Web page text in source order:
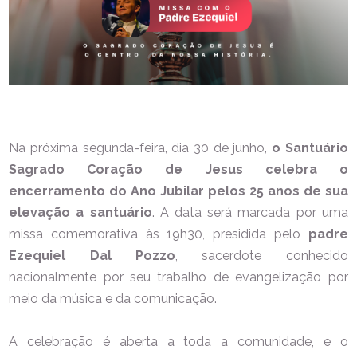
Na próxima segunda-feira, dia 30 de junho, o Santuário
Sagrado Coração de Jesus celebra o
encerramento do Ano Jubilar pelos 25 anos de sua
elevação a santuário. A data será marcada por uma
missa comemorativa às 19h30, presidida pelo padre
Ezequiel Dal Pozzo, sacerdote conhecido
nacionalmente por seu trabalho de evangelização por
meio da música e da comunicação.
A celebração é aberta a toda a comunidade, e o